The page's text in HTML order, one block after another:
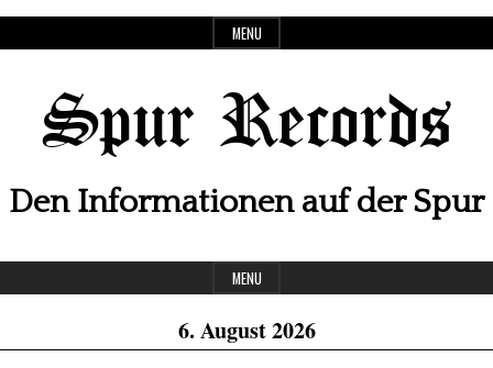
to
MENU
Spur Records
Den Informationen auf der Spur
Header
Widget
Area
MENU
6. August 2026